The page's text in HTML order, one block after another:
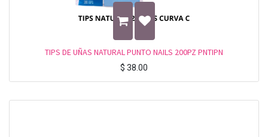
TIPS DE UÑAS NATURAL PUNTO NAILS 200PZ PNTIPN
$ 38.00